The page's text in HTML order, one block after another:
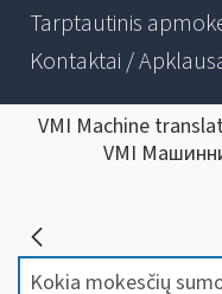
Tarptautinis
Kontaktai /
VMI Machine
VMI